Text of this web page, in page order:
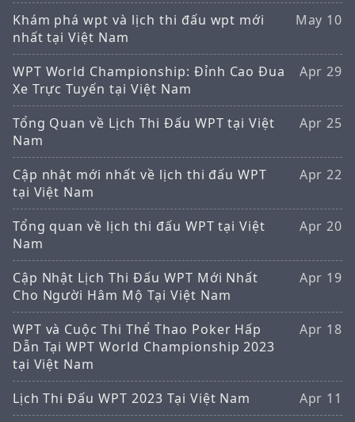
Khám phá wpt và lịch thi đấu wpt mới
nhất tại Việt Nam
May 10
WPT World Championship: Đỉnh Cao Đua
Xe Trực Tuyến tại Việt Nam
Apr 29
Tổng Quan về Lịch Thi Đấu WPT tại Việt
Nam
Apr 25
Cập nhật mới nhất về lịch thi đấu WPT
tại Việt Nam
Apr 22
Tổng quan về lịch thi đấu WPT tại Việt
Nam
Apr 20
Cập Nhật Lịch Thi Đấu WPT Mới Nhất
Cho Người Hâm Mộ Tại Việt Nam
Apr 19
WPT và Cuộc Thi Thể Thao Poker Hấp
Dẫn Tại WPT World Championship 2023
tại Việt Nam
Apr 18
Lịch Thi Đấu WPT 2023 Tại Việt Nam
Apr 11